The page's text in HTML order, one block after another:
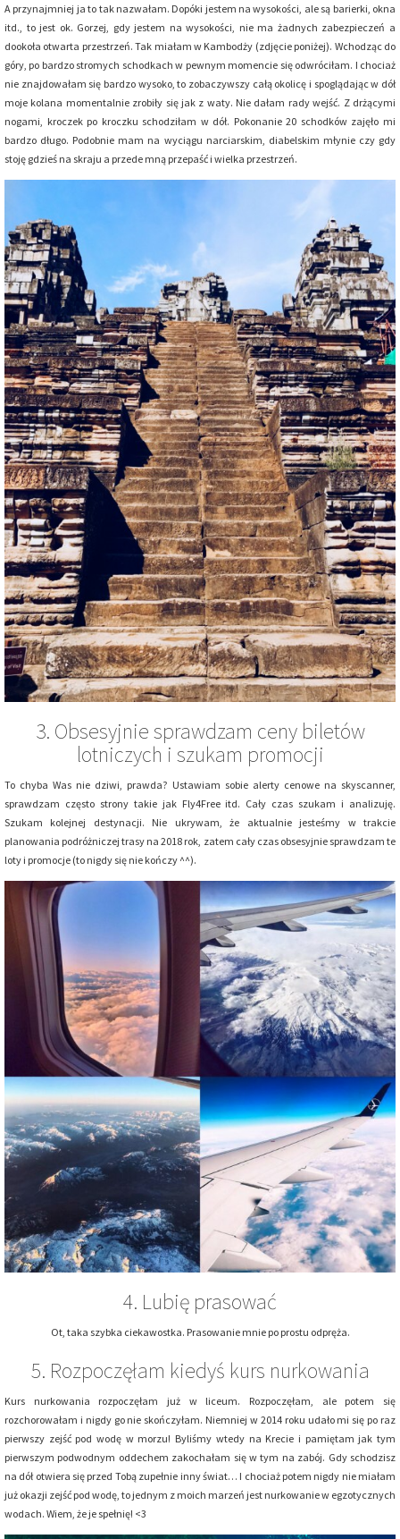
A przynajmniej ja to tak nazwałam. Dopóki jestem na wysokości, ale są barierki, okna
itd., to jest ok. Gorzej, gdy jestem na wysokości, nie ma żadnych zabezpieczeń a
dookoła otwarta przestrzeń. Tak miałam w Kambodży (zdjęcie poniżej). Wchodząc do
góry, po bardzo stromych schodkach w pewnym momencie się odwróciłam. I chociaż
nie znajdowałam się bardzo wysoko, to zobaczywszy całą okolicę i spoglądając w dół
moje kolana momentalnie zrobiły się jak z waty. Nie dałam rady wejść. Z drżącymi
nogami, kroczek po kroczku schodziłam w dół. Pokonanie 20 schodków zajęło mi
bardzo długo. Podobnie mam na wyciągu narciarskim, diabelskim młynie czy gdy
stoję gdzieś na skraju a przede mną przepaść i wielka przestrzeń.
3. Obsesyjnie sprawdzam ceny biletów
lotniczych i szukam promocji
To chyba Was nie dziwi, prawda? Ustawiam sobie alerty cenowe na skyscanner,
sprawdzam często strony takie jak Fly4Free itd. Cały czas szukam i analizuję.
Szukam kolejnej destynacji. Nie ukrywam, że aktualnie jesteśmy w trakcie
planowania podróżniczej trasy na 2018 rok, zatem cały czas obsesyjnie sprawdzam te
loty i promocje (to nigdy się nie kończy ^^).
4. Lubię prasować
Ot, taka szybka ciekawostka. Prasowanie mnie po prostu odpręża.
5. Rozpoczęłam kiedyś kurs nurkowania
Kurs nurkowania rozpoczęłam już w liceum. Rozpoczęłam, ale potem się
rozchorowałam i nigdy go nie skończyłam. Niemniej w 2014 roku udało mi się po raz
pierwszy zejść pod wodę w morzu! Byliśmy wtedy na Krecie i pamiętam jak tym
pierwszym podwodnym oddechem zakochałam się w tym na zabój. Gdy schodzisz
na dół otwiera się przed Tobą zupełnie inny świat… I chociaż potem nigdy nie miałam
już okazji zejść pod wodę, to jednym z moich marzeń jest nurkowanie w egzotycznych
wodach. Wiem, że je spełnię! <3